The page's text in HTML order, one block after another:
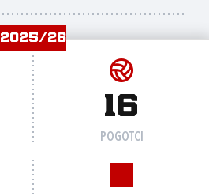
2025/26
16
POGOTCI